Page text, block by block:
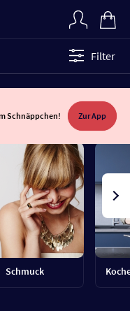
Filter
Schnäppchen! Zur App
Schmuck